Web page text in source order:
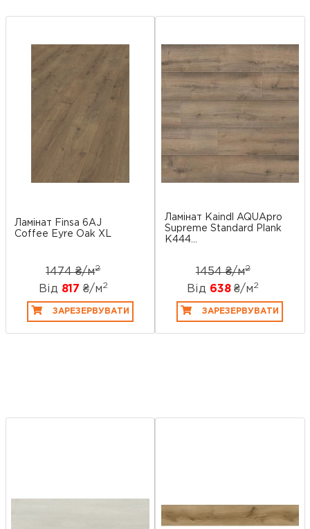
Ламінат Finsa 6AJ
Coffee Eyre Oak XL
1474 ₴/м2
Від 817 ₴/м2
ЗАРЕЗЕРВУВАТИ
Ламінат Kaindl AQUApro
Supreme Standard Plank
K444...
1454 ₴/м2
Від 638₴/м2
ЗАРЕЗЕРВУВАТИ